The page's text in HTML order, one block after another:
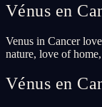
Vénus en
Venus in Cancer
nature, love of
Vénus en